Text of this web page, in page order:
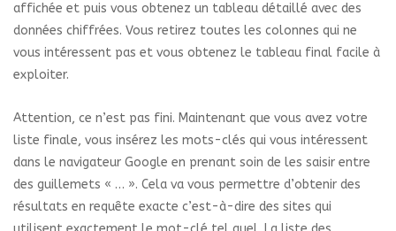
affichée et puis vous obtenez un tableau détaillé avec des
données chiffrées. Vous retirez toutes les colonnes qui ne
vous intéressent pas et vous obtenez le tableau final facile à
exploiter.
Attention, ce n’est pas fini. Maintenant que vous avez votre
liste finale, vous insérez les mots-clés qui vous intéressent
dans le navigateur Google en prenant soin de les saisir entre
des guillemets « … ». Cela va vous permettre d’obtenir des
résultats en requête exacte c’est-à-dire des sites qui